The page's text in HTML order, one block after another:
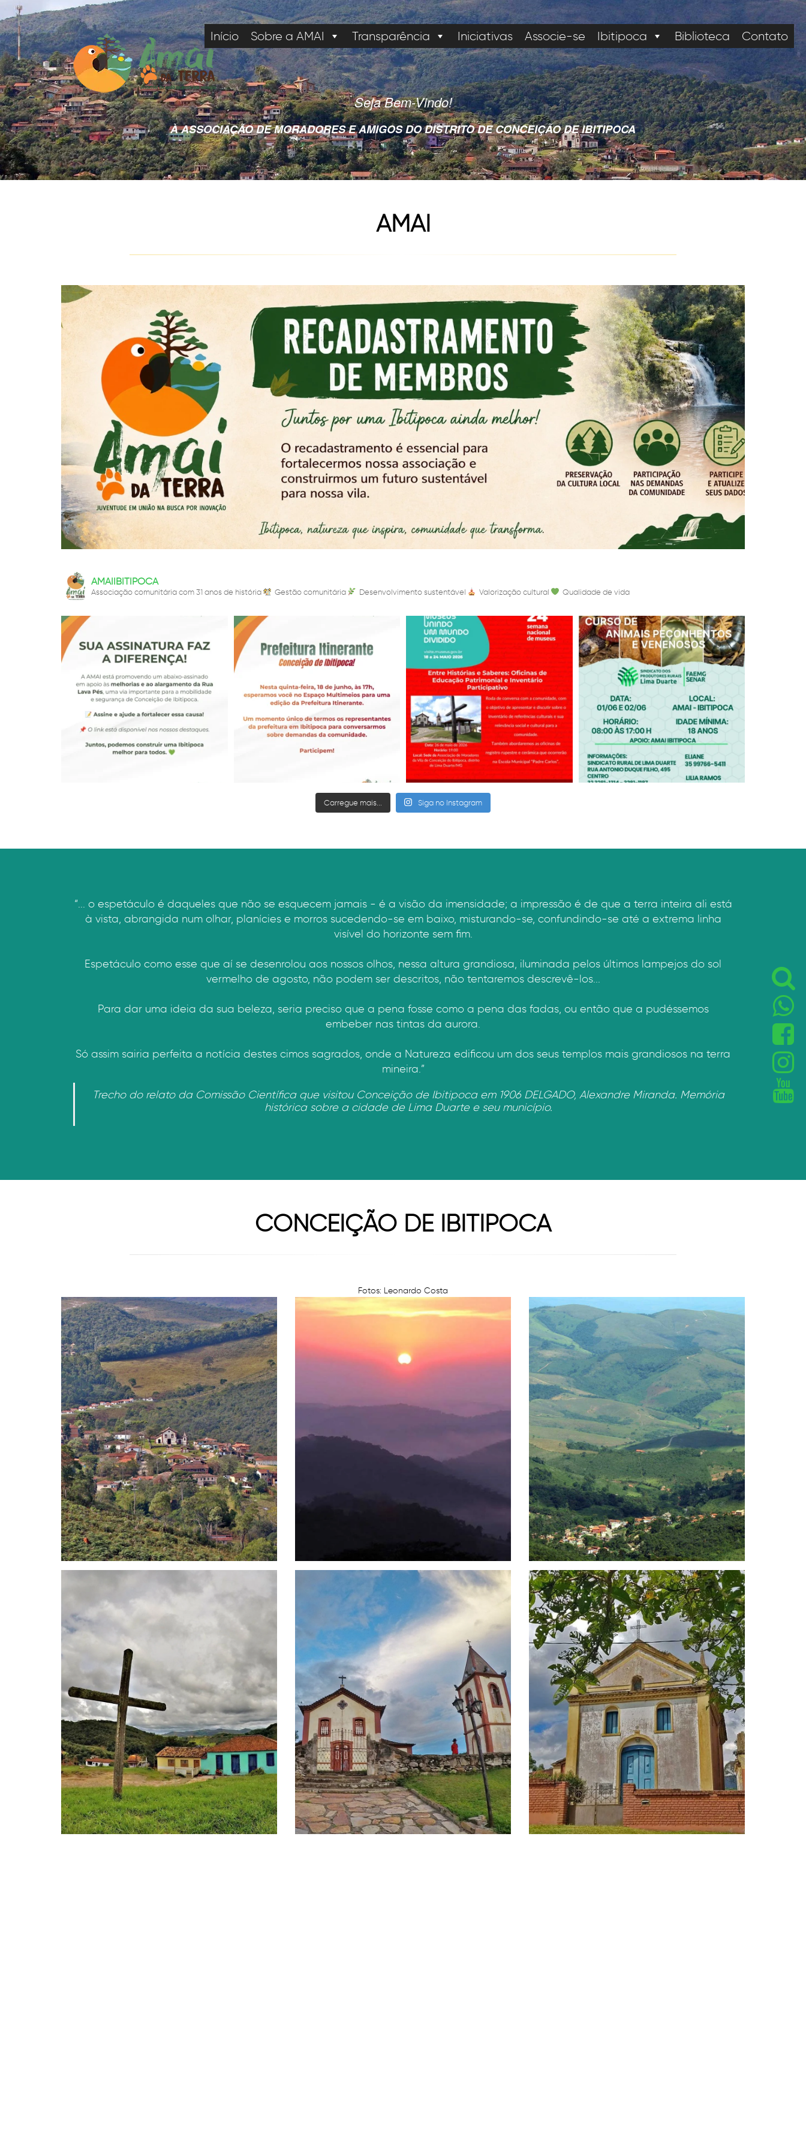
Início Sobre a AMAI Transparência Iniciativas Associe-se Ibitipoca Biblioteca Contato
Seja Bem-Vindo!
À ASSOCIAÇÃO DE MORADORES E AMIGOS DO DISTRITO DE CONCEIÇÃO DE IBITIPOCA
AMAI
AMAIIBITIPOCA
Associação comunitária com 31 anos de história Gestão comunitária Desenvolvimento sustentável Valorização cultural Qualidade de vida
Carregue mais... Siga no Instagram
“... o espetáculo é daqueles que não se esquecem jamais - é a visão da imensidade; a impressão é de que a terra inteira ali está
à vista, abrangida num olhar, planícies e morros sucedendo-se em baixo, misturando-se, confundindo-se até a extrema linha
visível do horizonte sem fim.
Espetáculo como esse que aí se desenrolou aos nossos olhos, nessa altura grandiosa, iluminada pelos últimos lampejos do sol
vermelho de agosto, não podem ser descritos, não tentaremos descrevê-los...
Para dar uma ideia da sua beleza, seria preciso que a pena fosse como a pena das fadas, ou então que a pudéssemos
embeber nas tintas da aurora.
Só assim sairia perfeita a notícia destes cimos sagrados, onde a Natureza edificou um dos seus templos mais grandiosos na terra
mineira.”
Trecho do relato da Comissão Científica que visitou Conceição de Ibitipoca em 1906 DELGADO, Alexandre Miranda. Memória
histórica sobre a cidade de Lima Duarte e seu município.
CONCEIÇÃO DE IBITIPOCA
Fotos: Leonardo Costa